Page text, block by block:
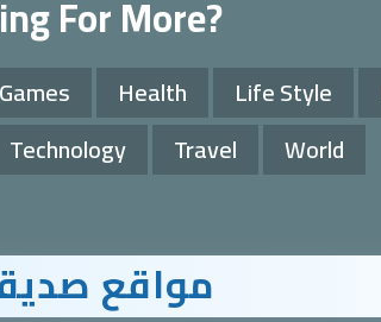
For More?
Games Health Life Style
Technology Travel World
مواقع